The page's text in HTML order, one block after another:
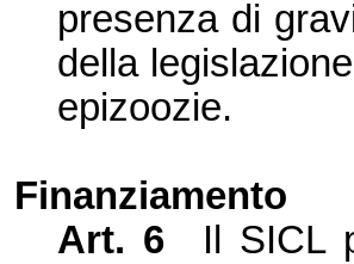
presenza di
della
epizoozie.
Finanziamento
Art. 6
Il SICL